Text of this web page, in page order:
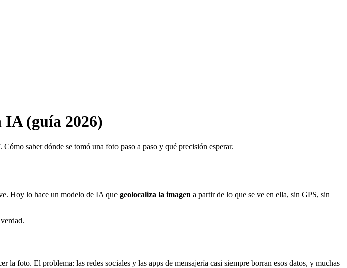
IA (guía 2026)
saber dónde se tomó una foto paso a paso y qué precisión esperar.
Hoy lo hace un modelo de IA que geolocaliza la imagen a partir de lo que se ve en ella, sin GPS, sin
la foto. El problema: las redes sociales y las apps de mensajería casi siempre borran esos datos, y muchas